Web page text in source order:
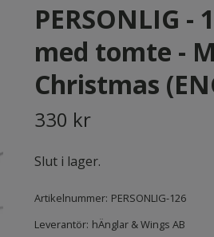
PERSONLIG -
med tomte -
Christmas
330 kr
Slut i lager.
Artikelnummer: PERSONLIG-126
Leverantör: hÄnglar & Wings AB